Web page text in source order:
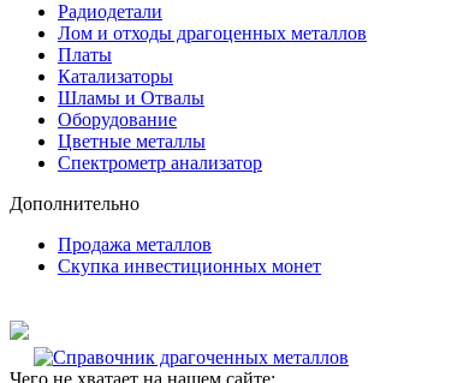
Радиодетали
Лом и отходы драгоценных металлов
Платы
Катализаторы
Шламы и Отвалы
Оборудование
Цветные металлы
Спектрометр анализатор
Дополнительно
Продажа металлов
Скупка инвестиционных монет
Чего не хватает на нашем сайте: